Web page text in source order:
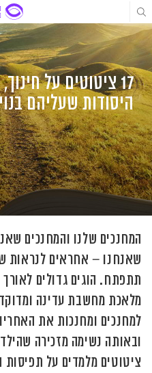
דלג
לתוכן
דלג
לתוכן
דלג
לניווט
17 ציטוטים על
היסודות שעליהם
המחנכים שלנו והמחנכים
שאנחנו – אחראים לנראות
תתפתח. הוגים גדולים לאורך
מלאכת מחשבת עדינה
למחנכים ומחנכות את
ציטוטים מלמדים על תפיסות